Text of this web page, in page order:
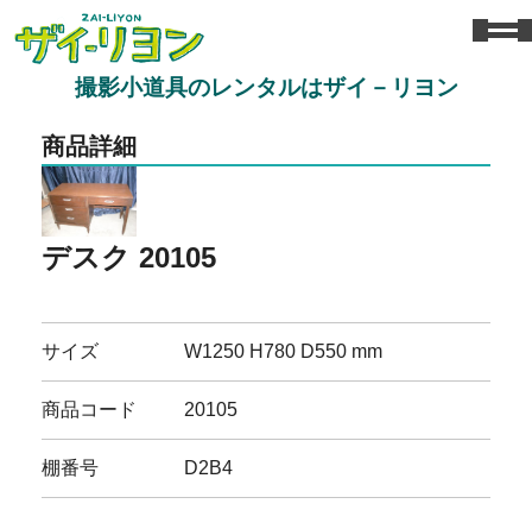
撮影小道具のレンタルはザイ－リヨン
商品詳細
デスク 20105
サイズ W1250 H780 D550 mm
商品コード 20105
棚番号 D2B4